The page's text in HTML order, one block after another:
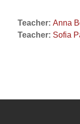
Teacher: Anna
Teacher: Sofia